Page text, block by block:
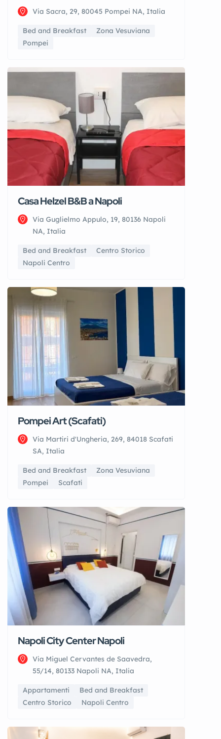
Via Sacra, 29, 80045 Pompei NA, Italia
Bed and Breakfast
Zona Vesuviana
Pompei
Casa Helzel B&B a Napoli
Via Guglielmo Appulo, 19, 80136 Napoli
NA, Italia
Bed and Breakfast
Centro Storico
Napoli Centro
Pompei Art (Scafati)
Via Martiri d'Ungheria, 269, 84018 Scafati
SA, Italia
Bed and Breakfast
Zona Vesuviana
Pompei
Scafati
Napoli City Center Napoli
Via Miguel Cervantes de Saavedra,
55/14, 80133 Napoli NA, Italia
Appartamenti
Bed and Breakfast
Centro Storico
Napoli Centro